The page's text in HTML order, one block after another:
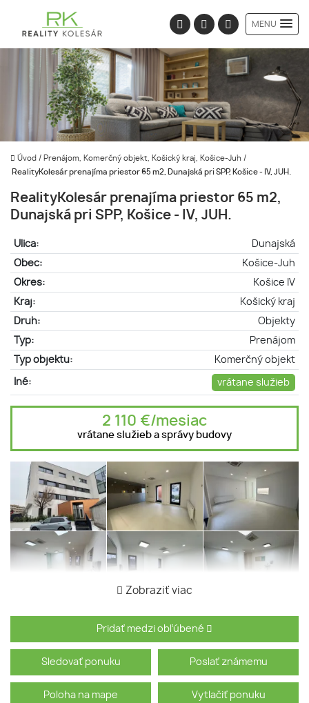
MENU
Úvod / Prenájom, Komerčný objekt, Košický kraj, Košice-Juh /
RealityKolesár prenajíma priestor 65 m2, Dunajská pri SPP, Košice - IV, JUH.
RealityKolesár prenajíma priestor 65 m2,
Dunajská pri SPP, Košice - IV, JUH.
Ulica:
Dunajská
Obec:
Košice-Juh
Okres:
Košice IV
Kraj:
Košický kraj
Druh:
Objekty
Typ:
Prenájom
Typ objektu:
Komerčný objekt
Iné: vrátane služieb
2 110 €/mesiac
vrátane služieb a správy budovy
Zobraziť viac
Pridať medzi obľúbené
Sledovať ponuku Poslať známemu
Poloha na mape Vytlačiť ponuku